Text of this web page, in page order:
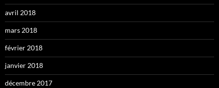
avril 2018
mars 2018
février 2018
janvier 2018
décembre 2017